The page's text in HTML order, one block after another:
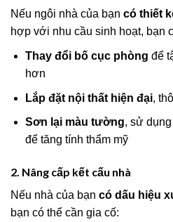
Nếu ngôi nhà của bạn có thiết
hợp với nhu cầu sinh hoạt, bạn
Thay đổi bố cục phòng để
hơn
Lắp đặt nội thất hiện đại,
Sơn lại màu tường, sử dụng
để tăng tính thẩm mỹ
2. Nâng cấp kết cấu nhà
Nếu nhà của bạn có dấu hiệu
bạn có thể cần gia cố: